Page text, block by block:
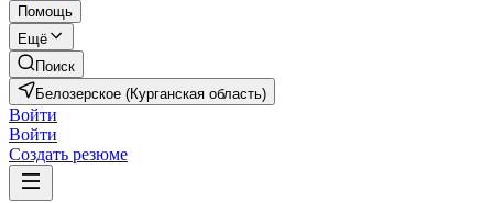
Помощь
Ещё
Поиск
Белозерское (Курганская область)
Войти
Войти
Создать резюме